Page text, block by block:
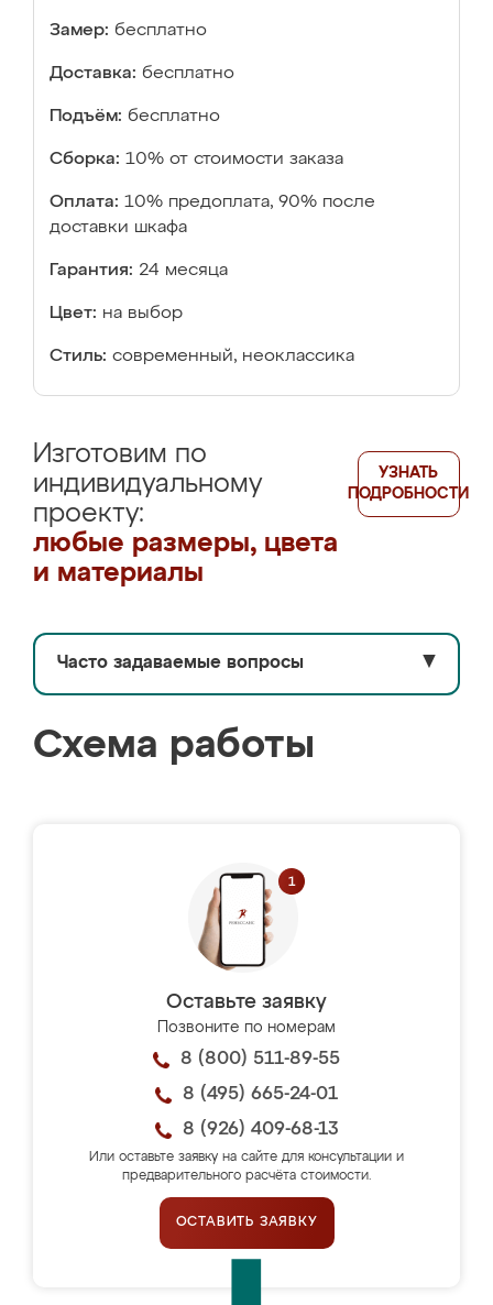
Замер: бесплатно
Доставка: бесплатно
Подъём: бесплатно
Сборка: 10% от стоимости заказа
Оплата: 10% предоплата, 90% после
доставки шкафа
Гарантия: 24 месяца
Цвет: на выбор
Стиль: современный, неоклассика
Изготовим по
индивидуальному
проекту:
любые размеры, цвета
и материалы
УЗНАТЬ
ПОДРОБНОСТИ
Часто задаваемые вопросы ▼
Схема работы
Оставьте заявку
Позвоните по номерам
8 (800) 511-89-55
8 (495) 665-24-01
8 (926) 409-68-13
Или оставьте заявку на сайте для консультации и
предварительного расчёта стоимости.
ОСТАВИТЬ ЗАЯВКУ